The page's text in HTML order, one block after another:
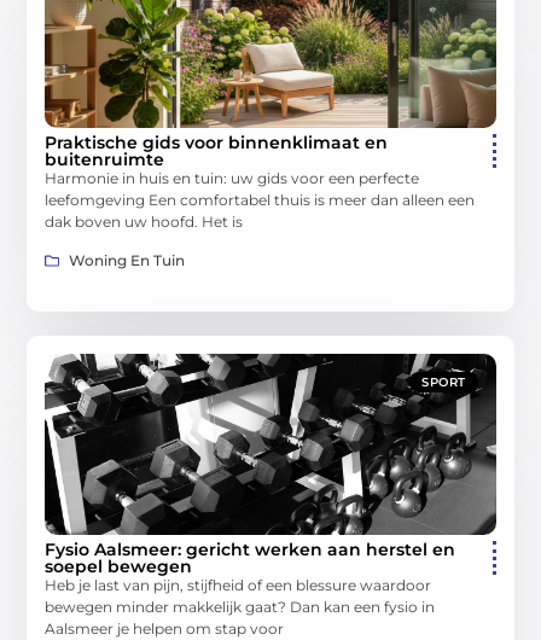
Praktische gids voor binnenklimaat en
buitenruimte
Harmonie in huis en tuin: uw gids voor een perfecte
leefomgeving Een comfortabel thuis is meer dan alleen een
dak boven uw hoofd. Het is
Woning En Tuin
SPORT
Fysio Aalsmeer: gericht werken aan herstel en
soepel bewegen
Heb je last van pijn, stijfheid of een blessure waardoor
bewegen minder makkelijk gaat? Dan kan een fysio in
Aalsmeer je helpen om stap voor